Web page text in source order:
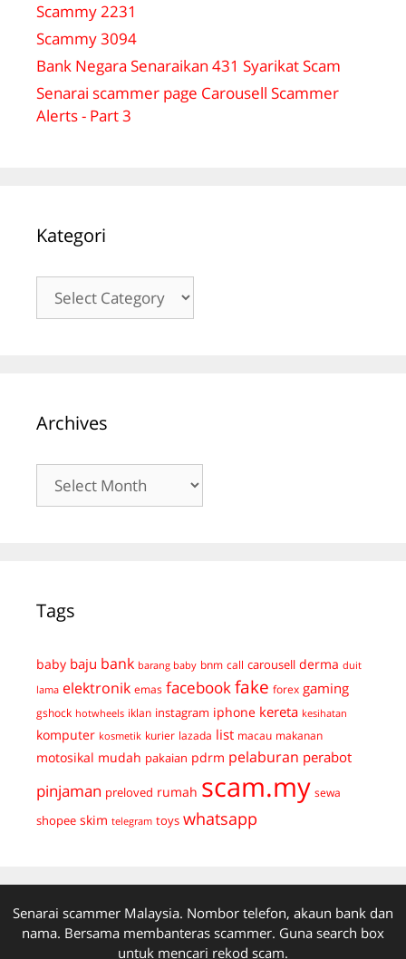
Scammy 2231
Scammy 3094
Bank Negara Senaraikan 431 Syarikat Scam
Senarai scammer page Carousell Scammer
Alerts - Part 3
Kategori
Kategori
Archives
Archives
Tags
baby baju bank barang baby bnm call carousell derma duit
lama elektronik emas facebookfake forex gaming
gshock hotwheels iklan instagram iphone kereta kesihatan
komputer kosmetik kurier lazada list macau makanan
motosikal mudah pakaian pdrm pelaburan perabot
pinjaman preloved rumah scam.my sewa
shopee skim telegram toys whatsapp
Senarai scammer Malaysia. Nombor telefon, akaun bank dan
nama. Bersama membanteras scammer. Guna search box
untuk mencari rekod scam.